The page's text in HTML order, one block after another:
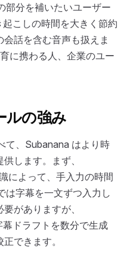
部分を補いたいユーザー
こしの時間を大きく節約
話を含む音声も扱えま
育に携わる人、企業のユー
ルの強み
て、Subanana はより時
します。まず、
によって、手入力の時間
は字幕を一文ずつ入力し
がありますが、
ドラフトを数分で生成
できます。